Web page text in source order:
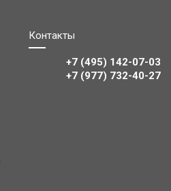
Контакты
+7 (495) 142-07-03
‎‎+7 (977) 732-40-27